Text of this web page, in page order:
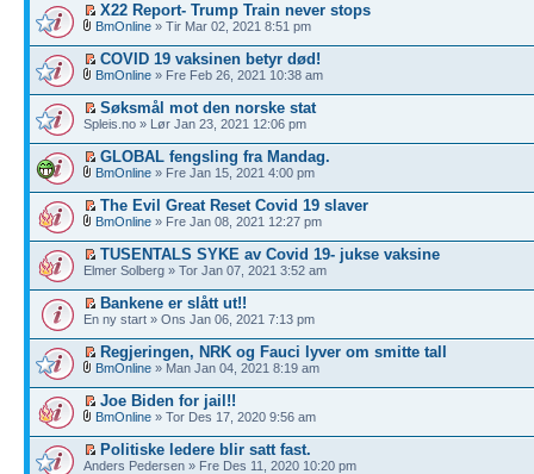
X22 Report- Trump Train never stops
BmOnline » Tir Mar 02, 2021 8:51 pm
COVID 19 vaksinen betyr død!
BmOnline » Fre Feb 26, 2021 10:38 am
Søksmål mot den norske stat
Spleis.no » Lør Jan 23, 2021 12:06 pm
GLOBAL fengsling fra Mandag.
BmOnline » Fre Jan 15, 2021 4:00 pm
The Evil Great Reset Covid 19 slaver
BmOnline » Fre Jan 08, 2021 12:27 pm
TUSENTALS SYKE av Covid 19- jukse vaksine
Elmer Solberg » Tor Jan 07, 2021 3:52 am
Bankene er slått ut!!
En ny start » Ons Jan 06, 2021 7:13 pm
Regjeringen, NRK og Fauci lyver om smitte tall
BmOnline » Man Jan 04, 2021 8:19 am
Joe Biden for jail!!
BmOnline » Tor Des 17, 2020 9:56 am
Politiske ledere blir satt fast.
Anders Pedersen » Fre Des 11, 2020 10:20 pm